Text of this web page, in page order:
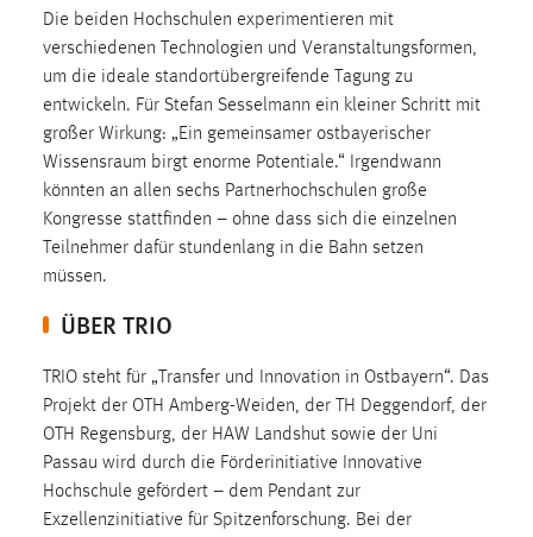
Die beiden Hochschulen experimentieren mit
verschiedenen Technologien und Veranstaltungsformen,
um die ideale standortübergreifende Tagung zu
entwickeln. Für Stefan Sesselmann ein kleiner Schritt mit
großer Wirkung: „Ein gemeinsamer ostbayerischer
Wissensraum birgt enorme Potentiale.“ Irgendwann
könnten an allen sechs Partnerhochschulen große
Kongresse stattfinden – ohne dass sich die einzelnen
Teilnehmer dafür stundenlang in die Bahn setzen
müssen.
ÜBER TRIO
TRIO steht für „Transfer und Innovation in Ostbayern“. Das
Projekt der OTH Amberg-Weiden, der TH Deggendorf, der
OTH Regensburg, der HAW Landshut sowie der Uni
Passau wird durch die Förderinitiative Innovative
Hochschule gefördert – dem Pendant zur
Exzellenzinitiative für Spitzenforschung. Bei der
YouTube
Vimeo